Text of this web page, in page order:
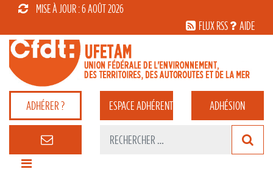
MISE À JOUR : 6 AOÛT 2026
FLUX RSS
AIDE
ADHÉRER ? ESPACEADHÉRENT ADHÉSION